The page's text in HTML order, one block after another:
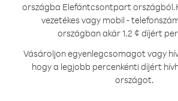
országba Elefántcsontpart országból.
vezetékes vagy mobil -
országban akár 1.2 ¢ díjért
Vásároljon egyenlegcsomagot vagy
hogy a legjobb percenkénti díjért
országot.